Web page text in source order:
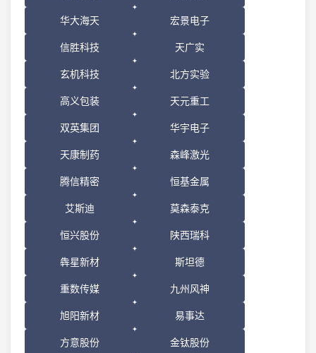
华大海天 宏景电子
信胜科技 天广实
玄机科技 北方实验
高义包装 天元重工
双英集团 华宇电子
天康制药 森峰激光
腾信精密 恒基金属
艾斯迪 莫森泰克
恒兴股份 陕西瑞科
犇星新材 斯坦德
重数传媒 九州风神
旭阳新材 易事达
方意股份 金钛股份